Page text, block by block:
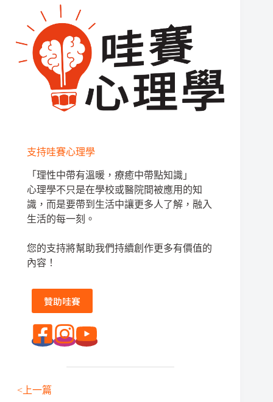
支持哇賽心理學
「理性中帶有溫暖，療癒中帶點知識」
心理學不只是在學校或醫院間被應用的知
識，而是要帶到生活中讓更多人了解，融入
生活的每一刻。
您的支持將幫助我們持續創作更多有價值的
內容！
贊助哇賽
<上一篇